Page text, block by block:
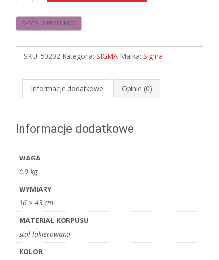
GAMA
lampka
BIAŁY
SKU: 50202 Kategoria: SIGMA Marka: Sigma
Informacje dodatkowe Opinie (0)
Informacje dodatkowe
WAGA
0,9 kg
WYMIARY
16 × 43 cm
MATERIAŁ KORPUSU
stal lakierowana
KOLOR